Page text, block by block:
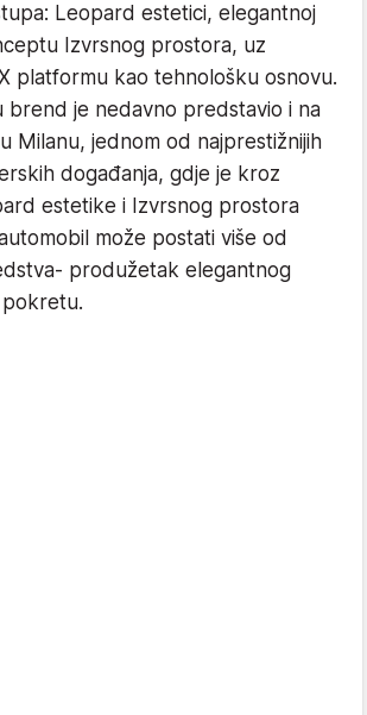
Leopard estetici, elegantnoj
Izvrsnog prostora, uz
platformu kao tehnološku osnovu.
brend je nedavno predstavio i na
Milanu, jednom od najprestižnijih
događanja, gdje je kroz
estetike i Izvrsnog prostora
može postati više od
produžetak elegantnog
pokretu.